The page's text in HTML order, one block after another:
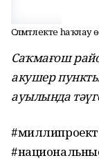
Сәләмәтлекте һаҡлау
Саҡмағош
акушер
ауылында